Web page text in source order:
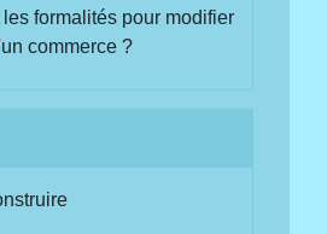
formalités pour modifier
commerce ?